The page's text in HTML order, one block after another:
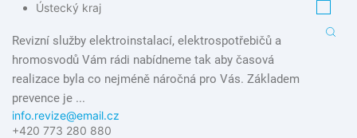
Ústecký kraj
Revizní služby elektroinstalací, elektrospotřebičů a
hromosvodů Vám rádi nabídneme tak aby časová
realizace byla co nejméně náročná pro Vás. Základem
prevence je ...
info.revize@email.cz
+420 773 280 880